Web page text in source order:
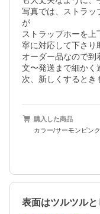
写真では、ストラッ
が
ストラップホーを
寧に対応して下さり
オーダー品なので到
文〜発送まで細かく
次、新しくするとき
購入した商品
カラー/サーモンピン